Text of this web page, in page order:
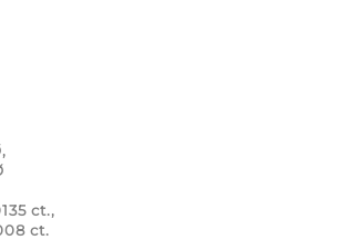
ct.,
ct.